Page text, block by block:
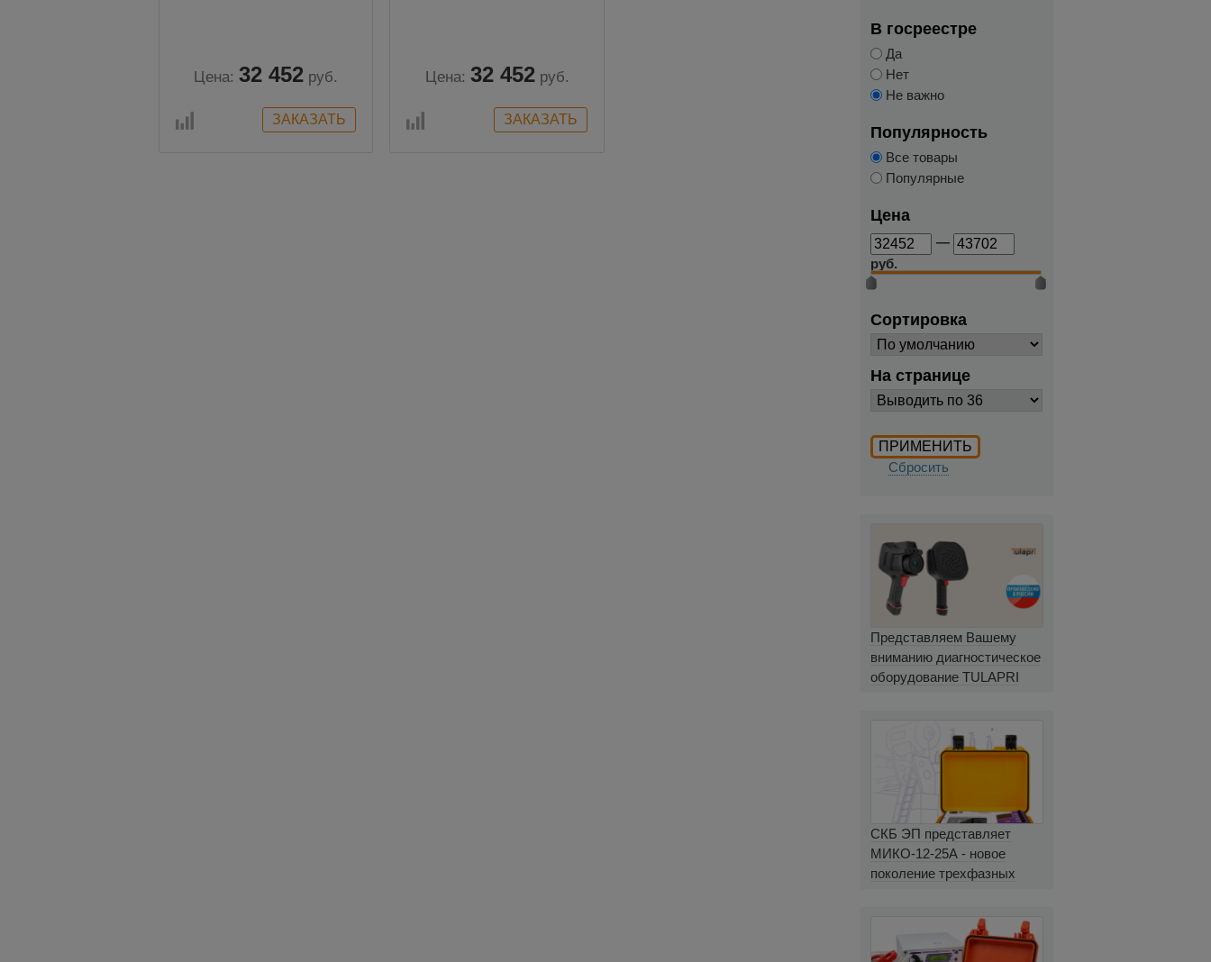
Цена: 32 452 руб. Цена: 32 452 руб.
В госреестре
Да
Нет
Не важно
Популярность
Все товары
Популярные
Цена
—
руб.
Сортировка
На странице
Сбросить
Представляем Вашему
вниманию диагностическое
оборудование TULAPRI
СКБ ЭП представляет
МИКО-12-25А - новое
поколение трехфазных